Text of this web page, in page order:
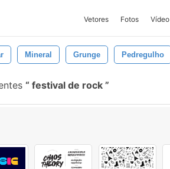
Vetores Fotos Vídeo
Mineral Grunge Pedregulho
festival de rock